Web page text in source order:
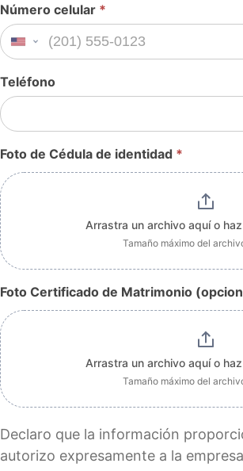
Número celular *
United States +1
Teléfono
Foto de Cédula de identidad *
Arrastra un archivo aquí o
Tamaño máximo del
Foto Certificado de Matrimonio
Arrastra un archivo aquí o
Tamaño máximo del
Declaro que la información
autorizo expresamente a la